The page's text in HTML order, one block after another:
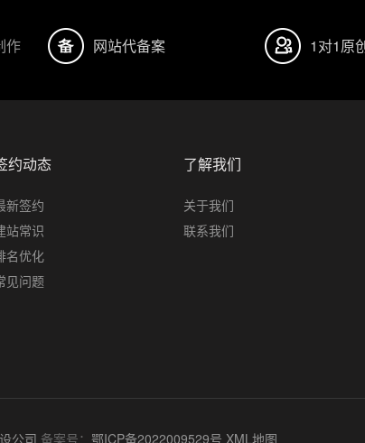
作 网站代备案 1对1原
约动态
新签约
站常识
名优化
见问题
了解我们
关于我们
联系我们
公司 备案号： 鄂ICP备2022009529号 XML地图